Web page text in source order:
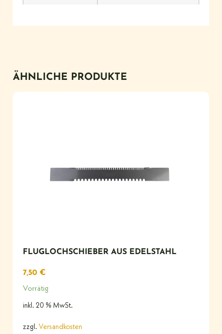
ÄHNLICHE PRODUKTE
FLUGLOCHSCHIEBER AUS EDELSTAHL
7,50 €
Vorrätig
inkl. 20 % MwSt.
zzgl. Versandkosten